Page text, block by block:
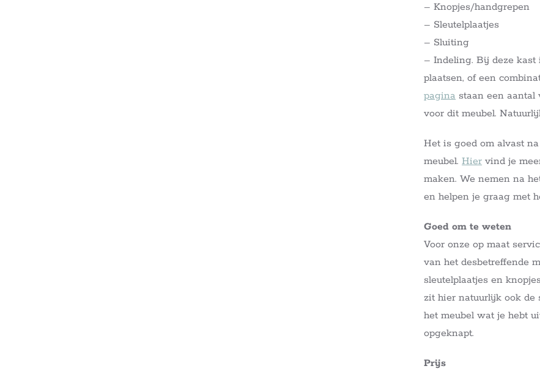
– Knopjes/handgrepen
– Sleutelplaatjes
– Sluiting
– Indeling. Bij deze
plaatsen, of een
pagina staan een
voor dit meubel.
Het is goed om alvast
meubel.Hier vind je
maken. We nemen na
en helpen je graag met
Goed om te weten
Voor onze op maat
van het desbetreffende
sleutelplaatjes en
zit hier natuurlijk ook de
het meubel wat je hebt
opgeknapt.
Prijs